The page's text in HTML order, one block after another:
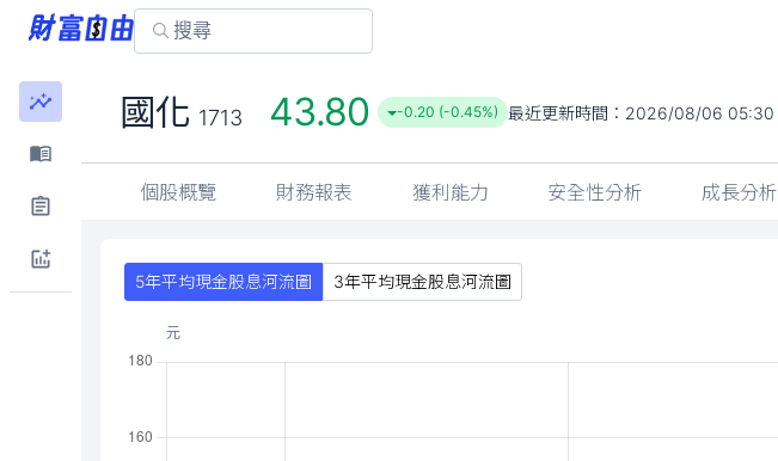
國化 1713 43.80 -0.20 (-0.45%) 最近更新時間： 2026/08/06 05:30
個股概覽 財務報表 獲利能力 安全性分析 成長分析
5年平均現金股息河流圖 3年平均現金股息河流圖